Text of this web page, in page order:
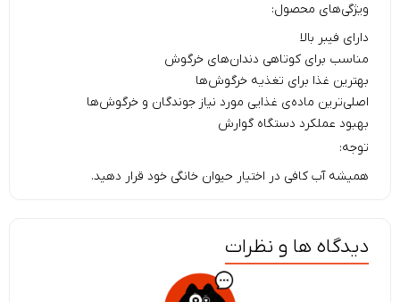
ویژگی‌های محصول:
دارای فیبر بالا
مناسب برای کوتاهی دندان‌های خرگوش
بهترین غذا برای تغذیه خرگوش‌ها
اصلی‌ترین ماده‌ی غذایی مورد نیاز جوندگان و خرگوش‌ها
بهبود عملکرد دستگاه گوارش
توجه:
همیشه آب کافی در اختیار حیوان خانگی خود قرار دهید.
دیدگاه ها و نظرات